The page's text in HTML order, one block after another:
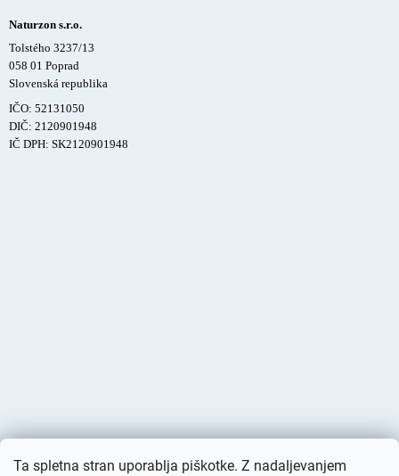
Ta spletna stran uporablja piškotke. Z nadaljevanjem
Naturzon s.r.o.
Tolstého 3237/13
058 01 Poprad
Slovenská republika
IČO: 52131050
DIČ: 2120901948
IČ DPH: SK2120901948